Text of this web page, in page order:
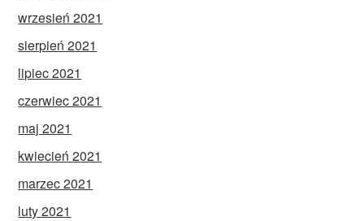
wrzesień 2021
sierpień 2021
lipiec 2021
czerwiec 2021
maj 2021
kwiecień 2021
marzec 2021
luty 2021